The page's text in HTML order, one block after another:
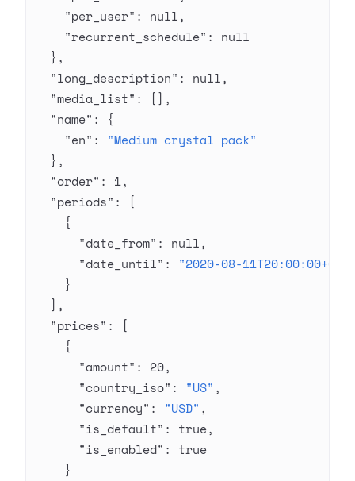
    "per_user"
: null,
    "recurrent_schedule"
: null
  },
  "long_description"
: null,
  "media_list"
: [],
  "name"
: {
    "en"
: "Medium crystal pack"
  },
  "order"
: 1,
  "periods"
: [
    {
      "date_from"
: null,
      "date_until"
: "2020-08-
    }
  ],
  "prices"
: [
    {
      "amount"
: 20,
      "country_iso"
: "US" ,
      "currency"
: "USD" ,
      "is_default"
: true,
      "is_enabled"
: true
    }